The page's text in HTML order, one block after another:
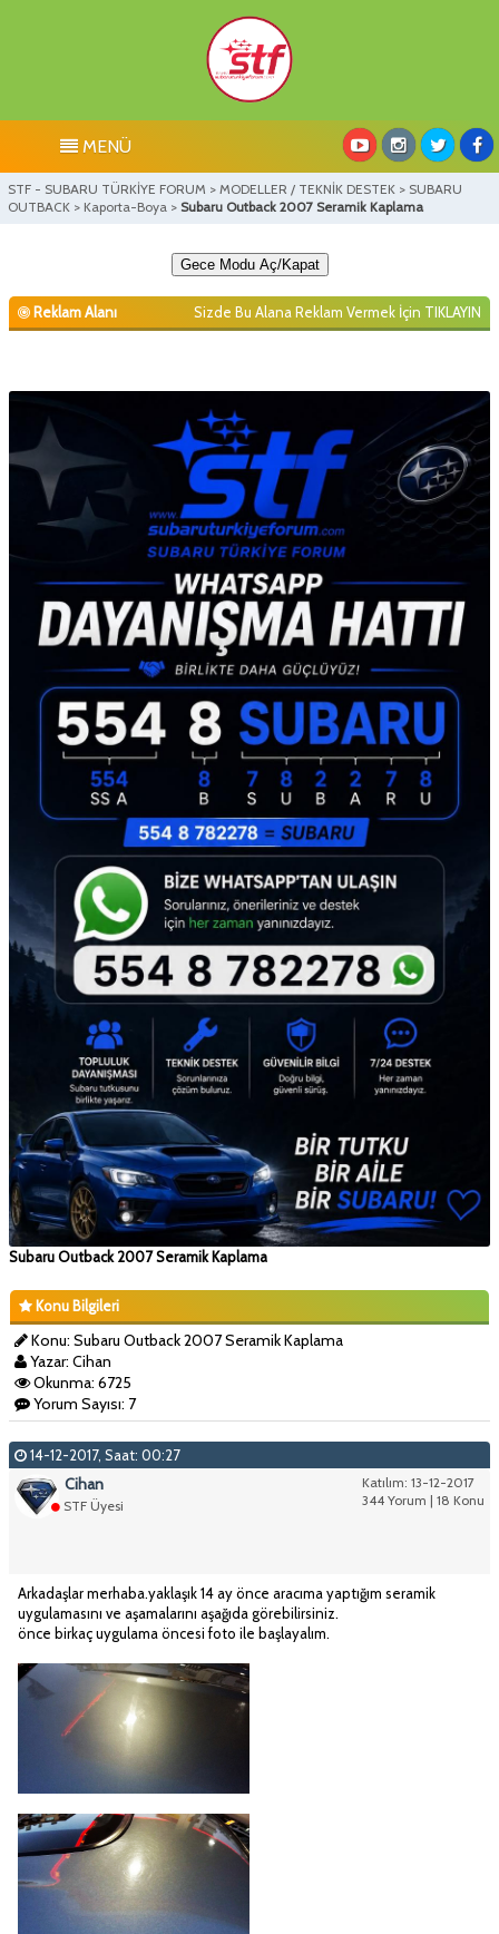
MENÜ
STF - SUBARU TÜRKİYE FORUM > MODELLER / TEKNİK DESTEK > SUBARU
OUTBACK > Kaporta-Boya > Subaru Outback 2007 Seramik Kaplama
Gece Modu Aç/Kapat
Reklam Alanı Sizde Bu Alana Reklam Vermek İçin TIKLAYIN
Subaru Outback 2007 Seramik Kaplama
Konu Bilgileri
Konu: Subaru Outback 2007 Seramik Kaplama
Yazar: Cihan
Okunma: 6725
Yorum Sayısı: 7
14-12-2017, Saat: 00:27
Katılım: 13-12-2017
344 Yorum | 18 Konu
Cihan
STF Üyesi
Arkadaşlar merhaba.yaklaşık 14 ay önce aracıma yaptığım seramik
uygulamasını ve aşamalarını aşağıda görebilirsiniz.
önce birkaç uygulama öncesi foto ile başlayalım.